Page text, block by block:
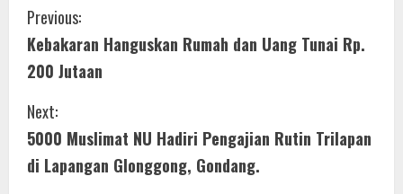
C
o
n
t
i
Previous:
Kebakaran Hanguskan Rumah dan Uang Tunai Rp.
200 Jutaan
Next:
5000 Muslimat NU Hadiri Pengajian Rutin Trilapan
di Lapangan Glonggong, Gondang.